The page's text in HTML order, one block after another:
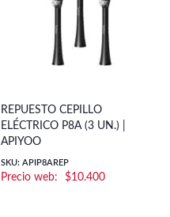
REPUESTO CEPILLO
ELÉCTRICO P8A (3 UN.) |
APIYOO
SKU: APIP8AREP
$10.400